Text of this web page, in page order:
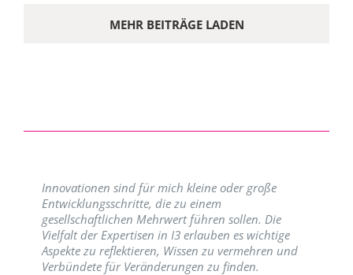
MEHR BEITRÄGE LADEN
Innovationen sind für mich kleine oder große
Entwicklungsschritte, die zu einem
gesellschaftlichen Mehrwert führen sollen. Die
Vielfalt der Expertisen in I3 erlauben es wichtige
Aspekte zu reflektieren, Wissen zu vermehren und
Verbündete für Veränderungen zu finden.